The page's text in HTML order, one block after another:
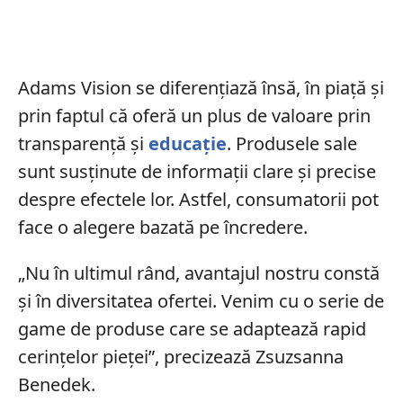
Adams Vision se diferențiază însă, în piață și
prin faptul că oferă un plus de valoare prin
transparență și educație. Produsele sale
sunt susținute de informații clare și precise
despre efectele lor. Astfel, consumatorii pot
face o alegere bazată pe încredere.
„Nu în ultimul rând, avantajul nostru constă
și în diversitatea ofertei. Venim cu o serie de
game de produse care se adaptează rapid
cerințelor pieței”, precizează Zsuzsanna
Benedek.